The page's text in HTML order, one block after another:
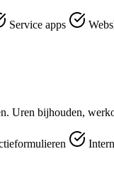
Service apps
Uren bijhouden,